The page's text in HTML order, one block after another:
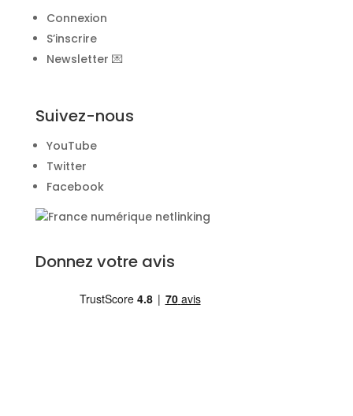
Connexion
S’inscrire
Newsletter 💌
Suivez-nous
YouTube
Twitter
Facebook
Donnez votre avis